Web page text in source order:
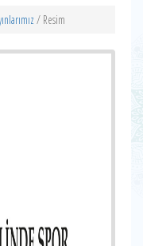
/ Resim